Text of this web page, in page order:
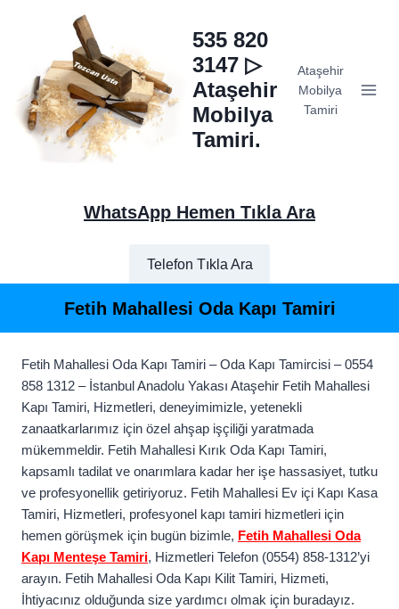
535 820
3147 ▷
Ataşehir
Mobilya
Tamiri.
Ataşehir
Mobilya
Tamiri
WhatsApp Hemen Tıkla Ara
Telefon Tıkla Ara
Fetih Mahallesi Oda Kapı Tamiri
Fetih Mahallesi Oda Kapı Tamiri – Oda Kapı Tamircisi – 0554
858 1312 – İstanbul Anadolu Yakası Ataşehir Fetih Mahallesi
Kapı Tamiri, Hizmetleri, deneyimimizle, yetenekli
zanaatkarlarımız için özel ahşap işçiliği yaratmada
mükemmeldir. Fetih Mahallesi Kırık Oda Kapı Tamiri,
kapsamlı tadilat ve onarımlara kadar her işe hassasiyet, tutku
ve profesyonellik getiriyoruz. Fetih Mahallesi Ev içi Kapı Kasa
Tamiri, Hizmetleri, profesyonel kapı tamiri hizmetleri için
hemen görüşmek için bugün bizimle, Fetih Mahallesi Oda
Kapı Menteşe Tamiri, Hizmetleri Telefon (0554) 858-1312’yi
arayın. Fetih Mahallesi Oda Kapı Kilit Tamiri, Hizmeti,
İhtiyacınız olduğunda size yardımcı olmak için buradayız.